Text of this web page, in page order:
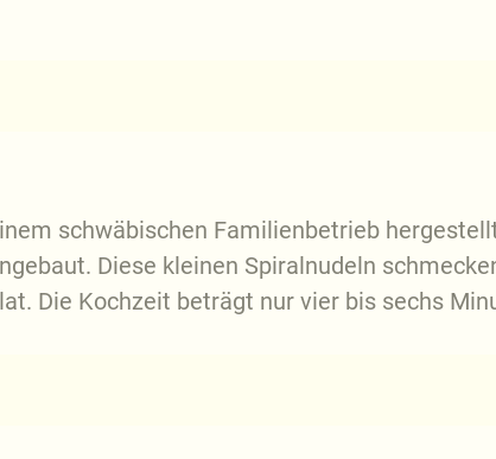
schwäbischen Familienbetrieb
Diese kleinen Spiralnudeln
Die Kochzeit beträgt nur vier bis sechs